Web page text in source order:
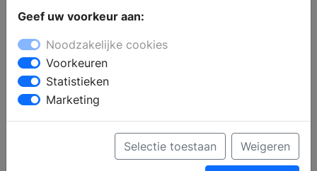
compleet nieuwe badkamer vindt u inspiratie en
informatie bij de badkamerspecialist. In de showroom
kunt u kiezen uit badkamermeubels in verschillende
stijlen: van modern tot landelijk of klassiek. Laat u
informeren over de verschillende mogelijkheden op het
gebied van kranen, inloopdouches, baden en
opbergmogelijkheden. Uw specifieke wensen kunnen
door het ervaren team zelfs worden vertaald in een
Geef uw voorkeur aan:
Noodzakelijke cookies
Voorkeuren
Statistieken
Marketing
Selectie toestaan Weigeren